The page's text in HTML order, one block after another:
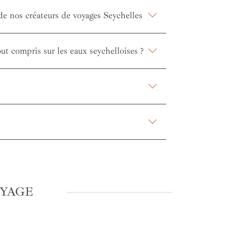
créateurs de voyages Seychelles
compris sur les eaux seychelloises ?